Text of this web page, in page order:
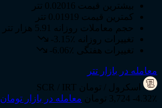
بیشترین قیمت 0.02016 تتر
کمترین قیمت 0.01919 تتر
حجم معاملات روزانه 5.91 هزار تتر
تغییرات روزانه -3.15٪
تغییرات هفتگی -6.06٪
معامله در بازار تتر
اسکرول
/ تومان SCR / IRT
-4.32٪ 3,724 تومان معامله در بازار تومان